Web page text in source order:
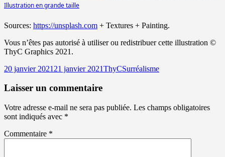
Illustration en grande taille
Sources: https://unsplash.com + Textures + Painting.
Vous n’êtes pas autorisé à utiliser ou redistribuer cette illustration ©
ThyC Graphics 2021.
Publié
20 janvier 2021 21 janvier 2021Auteur
ThyCCatégories
Surréalisme
Laisser un commentaire
Votre adresse e-mail ne sera pas publiée. Les champs obligatoires
sont indiqués avec *
Commentaire *